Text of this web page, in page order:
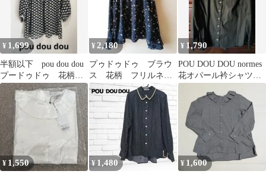
¥ 1,699
半額以下 pou dou dou
プードゥドゥ 花柄
ブラウス 七分袖
¥ 2,180
プゥドゥドゥ ブラウ
ス 花柄 フリルネッ
ク スタンドカラー
ゆったり
¥ 1,790
POU DOU DOU normes
花オパール衿シャツ
Mサイズ 新品
¥ 1,550 ¥ 1,480 ¥ 1,600